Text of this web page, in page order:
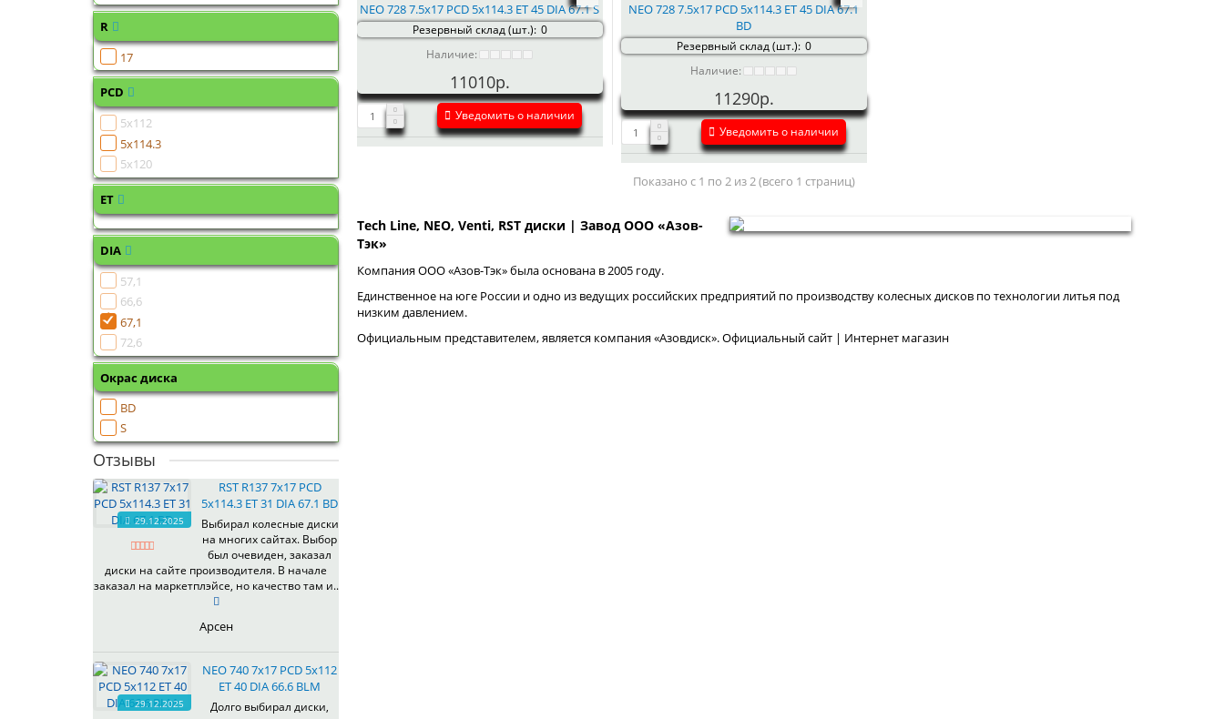
R
17
PCD
5x112
5x114.3
5x120
ET
DIA
57,1
66,6
67,1
72,6
Окрас диска
BD
S
Отзывы
29.12.2025
RST R137 7x17 PCD
5x114.3 ET 31 DIA 67.1 BD
Выбирал колесные диски
на многих сайтах. Выбор
был очевиден, заказал
диски на сайте производителя. В начале
заказал на маркетплэйсе, но качество там и..
Арсен
29.12.2025
NEO 740 7x17 PCD 5x112
ET 40 DIA 66.6 BLM
Долго выбирал диски,
NEO 728 7.5x17 PCD 5x114.3 ET 45 DIA 67.1 S
Резервный склад (шт.): 0
Наличие:
11010р.
Уведомить о наличии
NEO 728 7.5x17 PCD 5x114.3 ET 45 DIA 67.1
BD
Резервный склад (шт.): 0
Наличие:
11290р.
Уведомить о наличии
Показано с 1 по 2 из 2 (всего 1 страниц)
Tech Line, NEO, Venti, RST диски | Завод ООО «Азов-
Тэк»
Компания ООО «Азов-Тэк» была основана в 2005 году.
Единственное на юге России и одно из ведущих российских предприятий по производству колесных дисков по технологии литья под
низким давлением.
Официальным представителем, является компания «Азовдиск». Официальный сайт | Интернет магазин